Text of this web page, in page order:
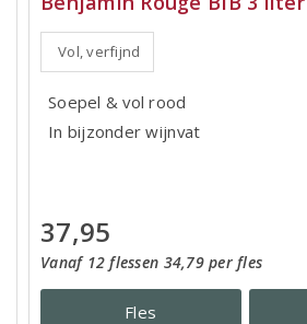
Vol, verfijnd
Soepel & vol rood
In bijzonder wijnvat
37,95
Vanaf 12 flessen 34,79 per fles
Fles